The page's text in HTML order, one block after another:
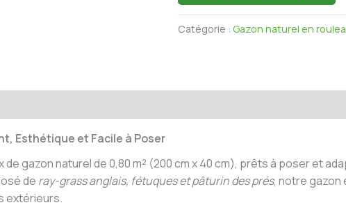
Catégorie :Gazon naturel en
Esthétique et Facile à Poser
gazon naturel de 0,80 m² (200 cm x 40 cm), prêts à poser et
de ray-grass anglais, fétuques et pâturin des prés, notre gazon
extérieurs.